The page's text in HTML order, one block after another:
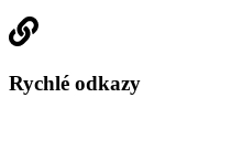
Rychlé odkazy